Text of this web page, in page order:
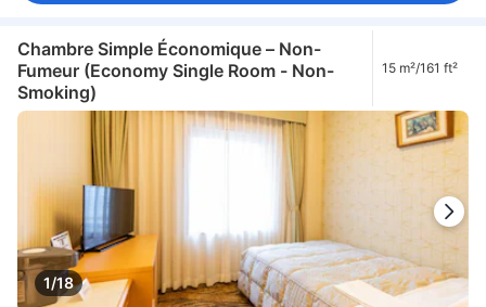
Chambre Simple Économique – Non-
Fumeur (Economy Single Room - Non-
Smoking)
15 m²/161 ft²
1/18